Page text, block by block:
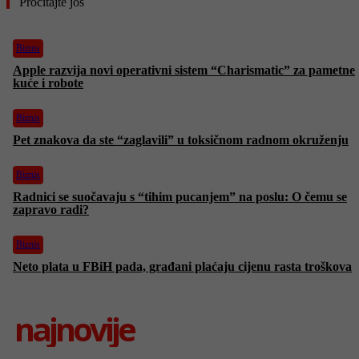
Biznis
Apple razvija novi operativni sistem “Charismatic” za pametne
kuće i robote
Biznis
Pet znakova da ste “zaglavili” u toksičnom radnom okruženju
Biznis
Radnici se suočavaju s “tihim pucanjem” na poslu: O čemu se
zapravo radi?
Biznis
Neto plata u FBiH pada, građani plaćaju cijenu rasta troškova
najnovije